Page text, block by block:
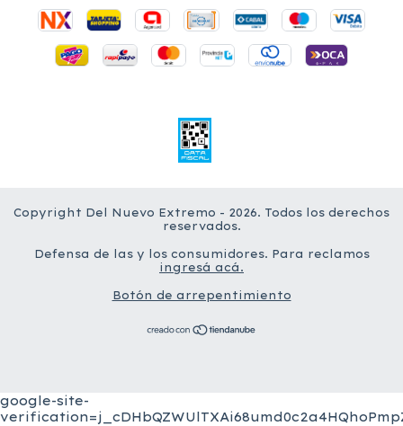
Copyright Del Nuevo Extremo - 2026. Todos los derechos
reservados.
Defensa de las y los consumidores. Para reclamos
ingresá acá.
Botón de arrepentimiento
google-site-